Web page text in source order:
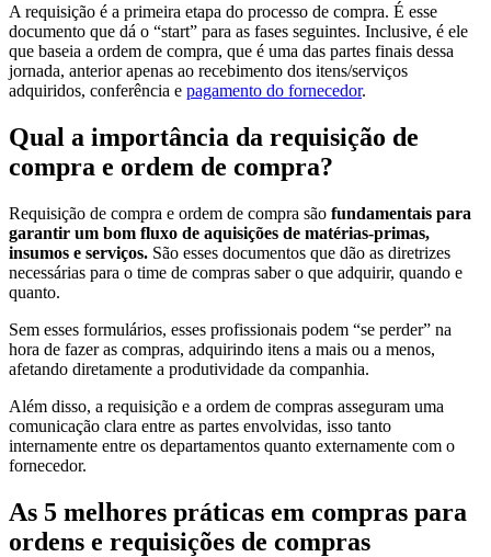
A requisição é a primeira etapa do processo de compra. É esse
documento que dá o “start” para as fases seguintes. Inclusive, é ele
que baseia a ordem de compra, que é uma das partes finais dessa
jornada, anterior apenas ao recebimento dos itens/serviços
adquiridos, conferência e pagamento do fornecedor.
Qual a importância da requisição de
compra e ordem de compra?
Requisição de compra e ordem de compra são fundamentais para
garantir um bom fluxo de aquisições de matérias-primas,
insumos e serviços. São esses documentos que dão as diretrizes
necessárias para o time de compras saber o que adquirir, quando e
quanto.
Sem esses formulários, esses profissionais podem “se perder” na
hora de fazer as compras, adquirindo itens a mais ou a menos,
afetando diretamente a produtividade da companhia.
Além disso, a requisição e a ordem de compras asseguram uma
comunicação clara entre as partes envolvidas, isso tanto
internamente entre os departamentos quanto externamente com o
fornecedor.
As 5 melhores práticas em compras para
ordens e requisições de compras